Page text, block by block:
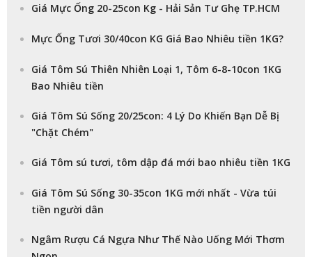
Giá Mực Ống 20-25con Kg - Hải Sản Tư Ghẹ TP.HCM
Mực Ống Tươi 30/40con KG Giá Bao Nhiêu tiền 1KG?
Giá Tôm Sú Thiên Nhiên Loại 1, Tôm 6-8-10con 1KG
Bao Nhiêu tiền
Giá Tôm Sú Sống 20/25con: 4 Lý Do Khiến Bạn Dễ Bị
"Chặt Chém"
Giá Tôm sú tươi, tôm dập đá mới bao nhiêu tiền 1KG
Giá Tôm Sú Sống 30-35con 1KG mới nhất - Vừa túi
tiền người dân
Ngâm Rượu Cá Ngựa Như Thế Nào Uống Mới Thơm